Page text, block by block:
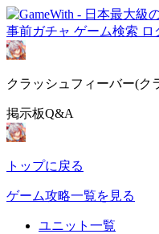
事前ガチャ ゲーム検索 ロ
クラッシュフィーバー(ク
掲示板Q&A
トップに戻る
ゲーム攻略一覧を見る
ユニット一覧